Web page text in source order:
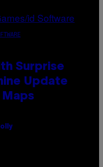
Surprise
Update
Maps